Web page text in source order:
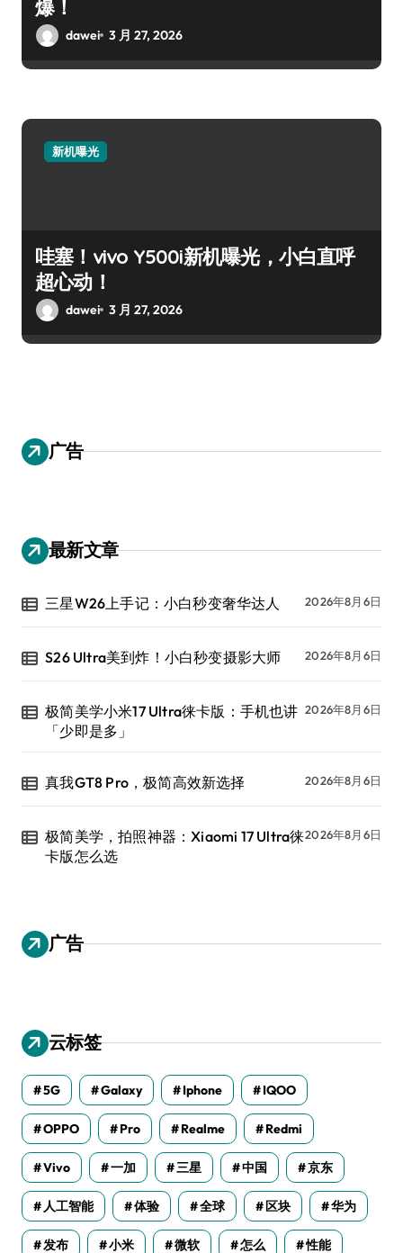
爆！
dawei 3 月 27, 2026
新机曝光
哇塞！vivo Y500i新机曝光，小白直呼
超心动！
dawei 3 月 27, 2026
广告
最新文章
三星W26上手记：小白秒变奢华达人 2026年8月6日
S26 Ultra美到炸！小白秒变摄影大师 2026年8月6日
极简美学小米17 Ultra徕卡版：手机也讲
「少即是多」
2026年8月6日
真我GT8 Pro，极简高效新选择 2026年8月6日
极简美学，拍照神器：Xiaomi 17 Ultra徕
卡版怎么选
2026年8月6日
广告
云标签
5G Galaxy Iphone IQOO
OPPO Pro Realme Redmi
Vivo 一加 三星 中国 京东
人工智能 体验 全球 区块 华为
发布 小米 微软 怎么 性能